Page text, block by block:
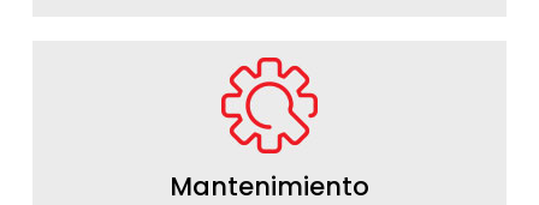
Mantenimiento